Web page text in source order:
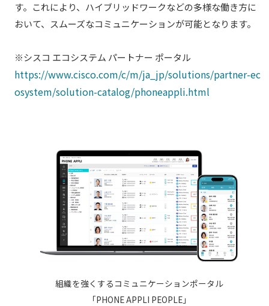
す。これにより、ハイブリッドワークなどの多様な働き方に
おいて、スムーズなコミュニケーションが可能となります。
※シスコ エコシステム パートナー ポータル
https://www.cisco.com/c/m/ja_jp/solutions/partner-ec
osystem/solution-catalog/phoneappli.html
組織を強くするコミュニケーションポータル
「PHONE APPLI PEOPLE」